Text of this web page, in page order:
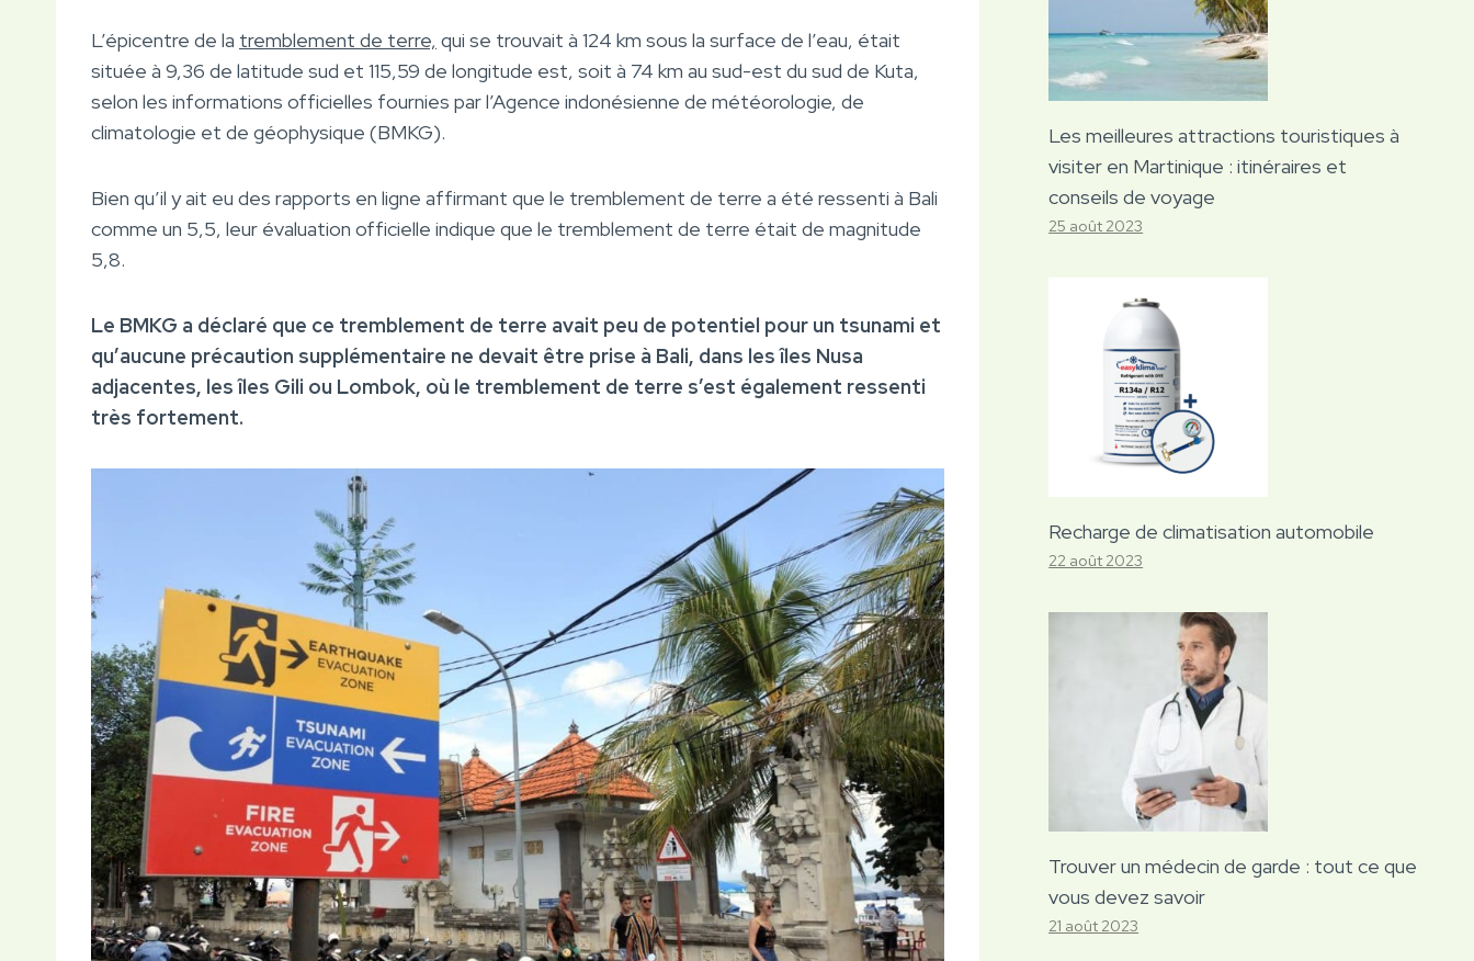
L’épicentre de la tremblement de terre, qui se trouvait à 124 km sous la surface de l’eau, était
située à 9,36 de latitude sud et 115,59 de longitude est, soit à 74 km au sud-est du sud de Kuta,
selon les informations officielles fournies par l’Agence indonésienne de météorologie, de
climatologie et de géophysique (BMKG).
Bien qu’il y ait eu des rapports en ligne affirmant que le tremblement de terre a été ressenti à Bali
comme un 5,5, leur évaluation officielle indique que le tremblement de terre était de magnitude
5,8.
Le BMKG a déclaré que ce tremblement de terre avait peu de potentiel pour un tsunami et
qu’aucune précaution supplémentaire ne devait être prise à Bali, dans les îles Nusa
adjacentes, les îles Gili ou Lombok, où le tremblement de terre s’est également ressenti
très fortement.
Les meilleures attractions touristiques à
visiter en Martinique : itinéraires et
conseils de voyage
25 août 2023
Recharge de climatisation automobile
22 août 2023
Trouver un médecin de garde : tout ce que
vous devez savoir
21 août 2023